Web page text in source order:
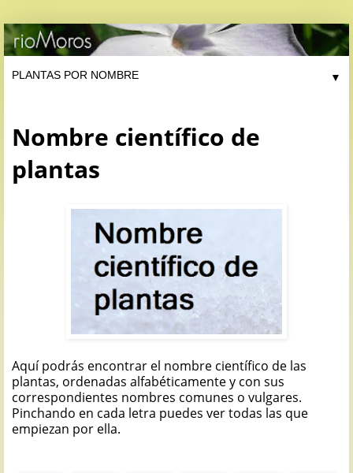
▼
Nombre científico de
plantas
Aquí podrás encontrar el nombre científico de las
plantas, ordenadas alfabéticamente y con sus
correspondientes nombres comunes o vulgares.
Pinchando en cada letra puedes ver todas las que
empiezan por ella.